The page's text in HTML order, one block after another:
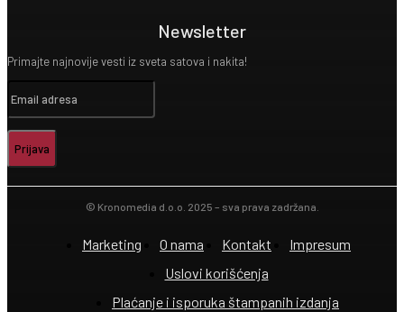
Newsletter
Primajte najnovije vesti iz sveta satova i nakita!
Prijava
© Kronomedia d.o.o. 2025 – sva prava zadržana.
Marketing O nama Kontakt
Impresum
Uslovi korišćenja
Plaćanje i isporuka štampanih izdanja